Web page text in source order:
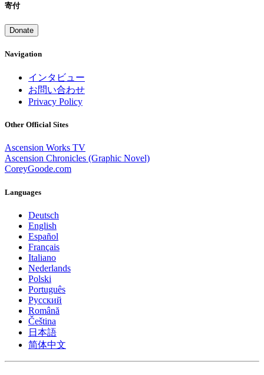
寄付
Donate
Navigation
インタビュー
お問い合わせ
Privacy Policy
Other Official Sites
Ascension Works TV
Ascension Chronicles (Graphic Novel)
CoreyGoode.com
Languages
Deutsch
English
Español
Français
Italiano
Nederlands
Polski
Português
Pусский
Română
Čeština
日本語
简体中文